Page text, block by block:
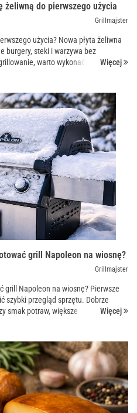
żeliwną do pierwszego użycia
Grillmajster
użycia? Nowa płyta żeliwna
burgery, steki i warzywa bez
warto wykonać prosteWięcej
grill Napoleon na wiosnę?
Grillmajster
grill Napoleon na wiosnę? Pierwsze
szybki przegląd sprzętu. Dobrze
smak potraw, większe
Więcej